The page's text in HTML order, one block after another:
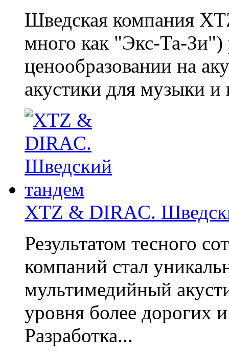
Шведская компания
много как "Экс-Та-Зи")
ценообразовании на
акустики для музыки и
XTZ & DIRAC.
Результатом тесного
компаний стал
мультимедийный
уровня более дорогих
Разработка...